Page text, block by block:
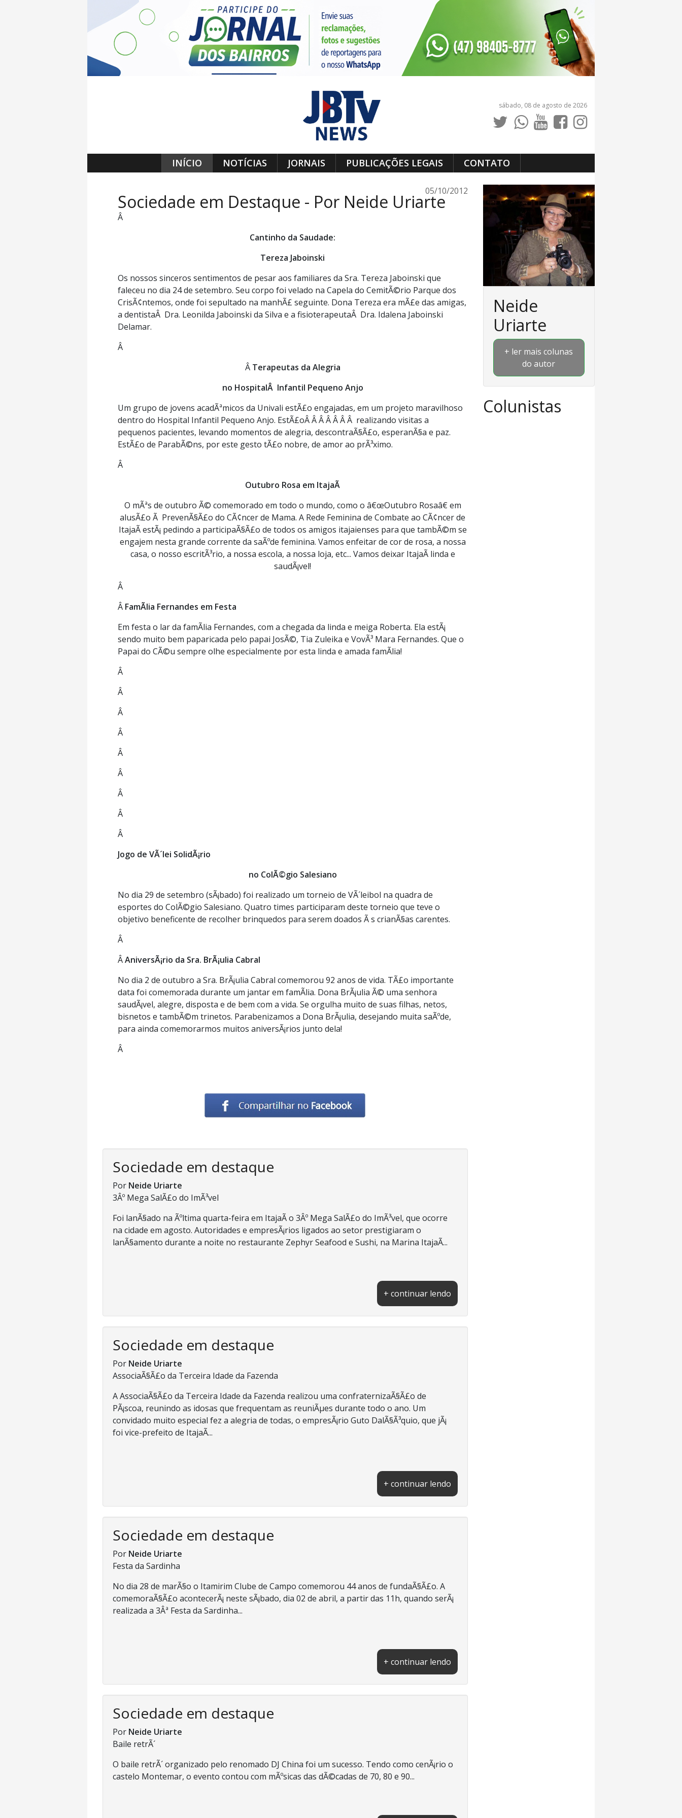
sábado, 08 de agosto de 2026
INÍCIO NOTÍCIAS JORNAIS PUBLICAÇÕES LEGAIS CONTATO
05/10/2012
Sociedade em Destaque - Por Neide Uriarte
Â
Cantinho da Saudade:
Tereza Jaboinski
Os nossos sinceros sentimentos de pesar aos familiares da Sra. Tereza Jaboinski que
faleceu no dia 24 de setembro. Seu corpo foi velado na Capela do CemitÃ©rio Parque dos
CrisÃ¢ntemos, onde foi sepultado na manhÃ£ seguinte. Dona Tereza era mÃ£e das amigas,
a dentistaÂ Dra. Leonilda Jaboinski da Silva e a fisioterapeutaÂ Dra. Idalena Jaboinski
Delamar.
Â
Â Terapeutas da Alegria
no HospitalÂ Infantil Pequeno Anjo
Um grupo de jovens acadÃªmicos da Univali estÃ£o engajadas, em um projeto maravilhoso
dentro do Hospital Infantil Pequeno Anjo. EstÃ£oÂ Â Â Â Â Â Â realizando visitas a
pequenos pacientes, levando momentos de alegria, descontraÃ§Ã£o, esperanÃ§a e paz.
EstÃ£o de ParabÃ©ns, por este gesto tÃ£o nobre, de amor ao prÃ³ximo.
Â
Outubro Rosa em ItajaÃ­
O mÃªs de outubro Ã© comemorado em todo o mundo, como o â€œOutubro Rosaâ€ em
alusÃ£o Ã PrevenÃ§Ã£o do CÃ¢ncer de Mama. A Rede Feminina de Combate ao CÃ¢ncer de
ItajaÃ­ estÃ¡ pedindo a participaÃ§Ã£o de todos os amigos itajaienses para que tambÃ©m se
engajem nesta grande corrente da saÃºde feminina. Vamos enfeitar de cor de rosa, a nossa
casa, o nosso escritÃ³rio, a nossa escola, a nossa loja, etc... Vamos deixar ItajaÃ­ linda e
saudÃ¡vel!
Â
Â FamÃ­lia Fernandes em Festa
Em festa o lar da famÃ­lia Fernandes, com a chegada da linda e meiga Roberta. Ela estÃ¡
sendo muito bem paparicada pelo papai JosÃ©, Tia Zuleika e VovÃ³ Mara Fernandes. Que o
Papai do CÃ©u sempre olhe especialmente por esta linda e amada famÃ­lia!
Â
Â
Â
Â
Â
Â
Â
Â
Â
Jogo de VÃ´lei SolidÃ¡rio
no ColÃ©gio Salesiano
No dia 29 de setembro (sÃ¡bado) foi realizado um torneio de VÃ´leibol na quadra de
esportes do ColÃ©gio Salesiano. Quatro times participaram deste torneio que teve o
objetivo beneficente de recolher brinquedos para serem doados Ã s crianÃ§as carentes.
Â
ÂAniversÃ¡rio da Sra. BrÃ¡ulia Cabral
No dia 2 de outubro a Sra. BrÃ¡ulia Cabral comemorou 92 anos de vida. TÃ£o importante
data foi comemorada durante um jantar em famÃ­lia. Dona BrÃ¡ulia Ã© uma senhora
saudÃ¡vel, alegre, disposta e de bem com a vida. Se orgulha muito de suas filhas, netos,
bisnetos e tambÃ©m trinetos. Parabenizamos a Dona BrÃ¡ulia, desejando muita saÃºde,
para ainda comemorarmos muitos aniversÃ¡rios junto dela!
Â
Sociedade em destaque
Por Neide Uriarte
3Âº Mega SalÃ£o do ImÃ³vel
Foi lanÃ§ado na Ãºltima quarta-feira em ItajaÃ­ o 3Âº Mega SalÃ£o do ImÃ³vel, que ocorre
na cidade em agosto. Autoridades e empresÃ¡rios ligados ao setor prestigiaram o
lanÃ§amento durante a noite no restaurante Zephyr Seafood e Sushi, na Marina ItajaÃ­...
+ continuar lendo
Sociedade em destaque
Por Neide Uriarte
AssociaÃ§Ã£o da Terceira Idade da Fazenda
A AssociaÃ§Ã£o da Terceira Idade da Fazenda realizou uma confraternizaÃ§Ã£o de
PÃ¡scoa, reunindo as idosas que frequentam as reuniÃµes durante todo o ano. Um
convidado muito especial fez a alegria de todas, o empresÃ¡rio Guto DalÃ§Ã³quio, que jÃ¡
foi vice-prefeito de ItajaÃ­...
+ continuar lendo
Sociedade em destaque
Por Neide Uriarte
Festa da Sardinha
No dia 28 de marÃ§o o Itamirim Clube de Campo comemorou 44 anos de fundaÃ§Ã£o. A
comemoraÃ§Ã£o acontecerÃ¡ neste sÃ¡bado, dia 02 de abril, a partir das 11h, quando serÃ¡
realizada a 3Âª Festa da Sardinha...
+ continuar lendo
Sociedade em destaque
Por Neide Uriarte
Baile retrÃ´
O baile retrÃ´ organizado pelo renomado DJ China foi um sucesso. Tendo como cenÃ¡rio o
castelo Montemar, o evento contou com mÃºsicas das dÃ©cadas de 70, 80 e 90...
Neide
Uriarte
+ ler mais colunas
do autor
Colunistas